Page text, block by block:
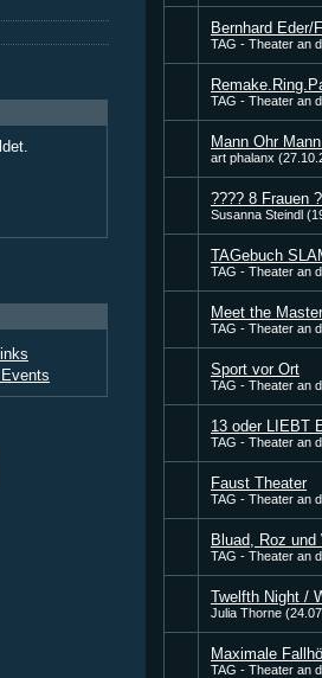
Bernhard Eder/
TAG - Theater an
TAG - Theater an
Mann Ohr
art phalanx
???? 8 Frauen
Susanna Steindl
TAGebuch
TAG - Theater an
Meet the
TAG - Theater an
Sport vor Ort
TAG - Theater an
13 oder LIEBT
TAG - Theater an
Faust Theater
TAG - Theater an
Bluad, Roz und
TAG - Theater an
Twelfth Night /
Julia Thorne
Maximale
TAG - Theater an